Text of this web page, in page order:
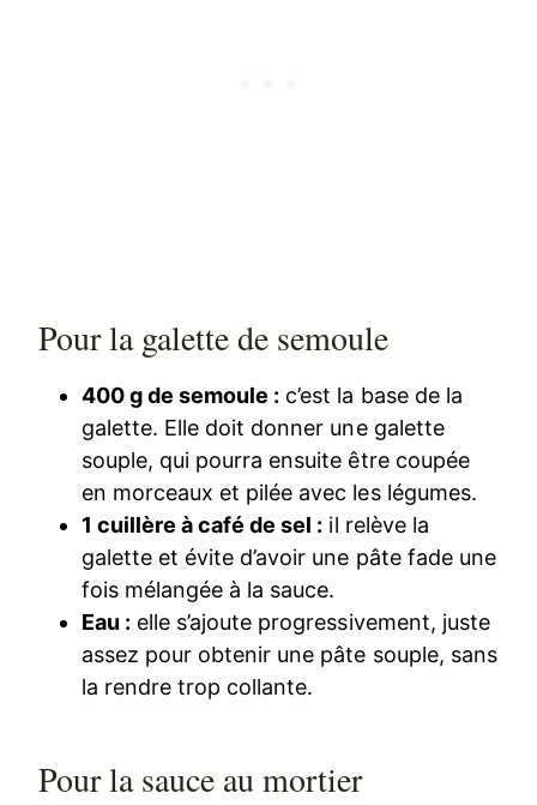
Pour la galette de semoule
400 g de semoule : c’est la base de la
galette. Elle doit donner une galette
souple, qui pourra ensuite être coupée
en morceaux et pilée avec les légumes.
1 cuillère à café de sel : il relève la
galette et évite d’avoir une pâte fade une
fois mélangée à la sauce.
Eau : elle s’ajoute progressivement, juste
assez pour obtenir une pâte souple, sans
la rendre trop collante.
Pour la sauce au mortier